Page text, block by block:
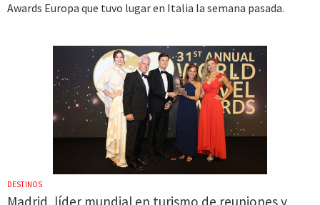
Awards Europa que tuvo lugar en Italia la semana pasada.
DESTINOS
Madrid, líder mundial en turismo de reuniones y